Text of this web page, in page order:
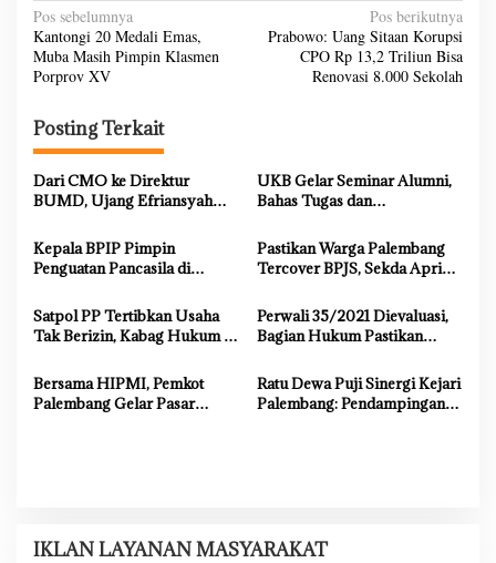
N
a
v
i
g
a
s
i
p
o
s
Pos sebelumnya
Kantongi 20 Medali Emas,
Muba Masih Pimpin Klasmen
Porprov XV
Pos berikutnya
Prabowo: Uang Sitaan Korupsi
CPO Rp 13,2 Triliun Bisa
Renovasi 8.000 Sekolah
Posting Terkait
Dari CMO ke Direktur
BUMD, Ujang Efriansyah
Integritas dalam Memimpin
UKB Gelar Seminar Alumni,
Bahas Tugas dan
Menyalurkan Aspirasi Rakyat
Kepala BPIP Pimpin
Penguatan Pancasila di
Pastikan Warga Palembang
Tercover BPJS, Sekda Aprizal
BPJS Kesehatan
Satpol PP Tertibkan Usaha
Tak Berizin, Kabag Hukum :
Prosedur
Perwali 35/2021 Dievaluasi,
Bagian Hukum Pastikan
Bersama HIPMI, Pemkot
Palembang Gelar Pasar
Ratu Dewa Puji Sinergi Kejari
Palembang: Pendampingan
IKLAN LAYANAN MASYARAKAT